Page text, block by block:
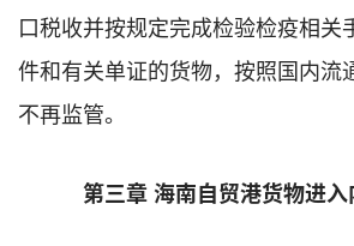
口税收并按规定完成检验检疫相关
件和有关单证的货物，按照国内流
不再监管。
第三章 海南自贸港货物进